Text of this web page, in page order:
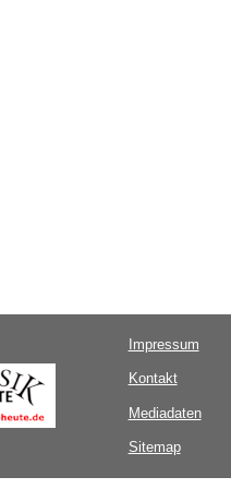
Impressum
Kontakt
Mediadaten
Sitemap